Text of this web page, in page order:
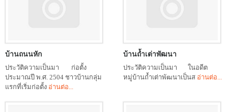
บ้านถนนหัก
ประวัติความเป็นมา ก่อตั้ง
ประมาณปี พ.ศ. 2504 ชาวบ้านกลุ่ม
แรกที่เริ่มก่อตั้ง อ่านต่อ...
บ้านถ้ำเต่าพัฒนา
ประวัติความเป็นมา ในอดีต
หมู่บ้านถ้ำเต่าพัฒนาเป็นส อ่านต่อ...